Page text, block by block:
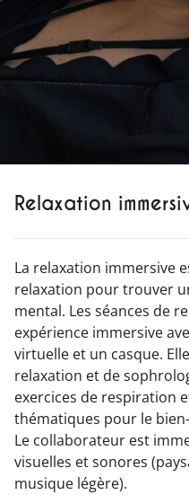
Relaxation
La relaxation immersive
relaxation pour trouver
mental. Les séances de
expérience immersive
virtuelle et un casque.
relaxation et de
exercices de respiration
thématiques pour le
Le collaborateur est
visuelles et sonores
musique légère).